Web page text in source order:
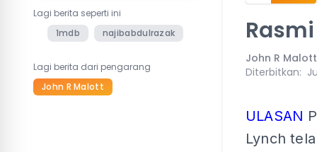
Lagi berita seperti ini
1mdb
najibabdulrazak
Lagi berita dari pengarang
John R Malott
John R Malott
Diterbitkan:
ULASAN
Lynch